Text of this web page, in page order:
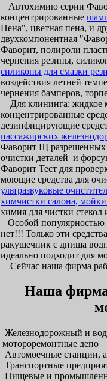
Автохимию серии
концентрированные
Пена", цветная пена, и
двухкомпонентная
Фаворит, полироли
чернения резины,
силиконы для смазки
воздействия летней
чернения бамперов,
Для клининга: жидкое
концентрированные
дезинфицирующие
пассажирских
Фаворит Щ
очистки деталей и
Фаворит Тест для
моющие средства для
ультразвуковые
химчистки салона,
химия для чистки стекол
Особой популярностью
нет!!! Только эти
ракушечник с днища
идеально подходит для
Сейчас наша фирма
Наша фирма
Железнодорожный и
мотороремонтные депо
Автомоечные станции,
Транспортные
Пищевые и